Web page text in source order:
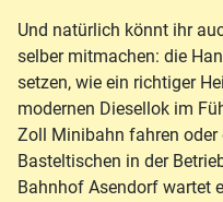
Und natürlich könnt ihr
selber mitmachen: die
setzen, wie ein richtiger
modernen Diesellok im
Zoll Minibahn fahren oder
Basteltischen in der
Bahnhof Asendorf wartet